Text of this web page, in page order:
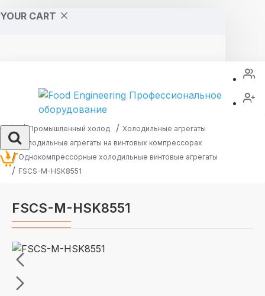
YOUR CART
Промышленный холод
Холодильные агрегаты
Холодильные агрегаты на винтовых компрессорах
Однокомпрессорные холодильные винтовые агрегаты
FSCS-M-HSK8551
FSCS-M-HSK8551